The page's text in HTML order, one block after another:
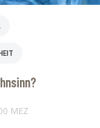
MEZ